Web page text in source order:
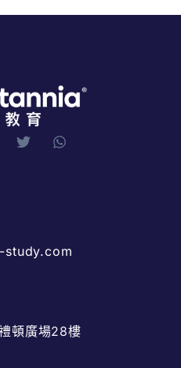
study.com
頓廣場28樓